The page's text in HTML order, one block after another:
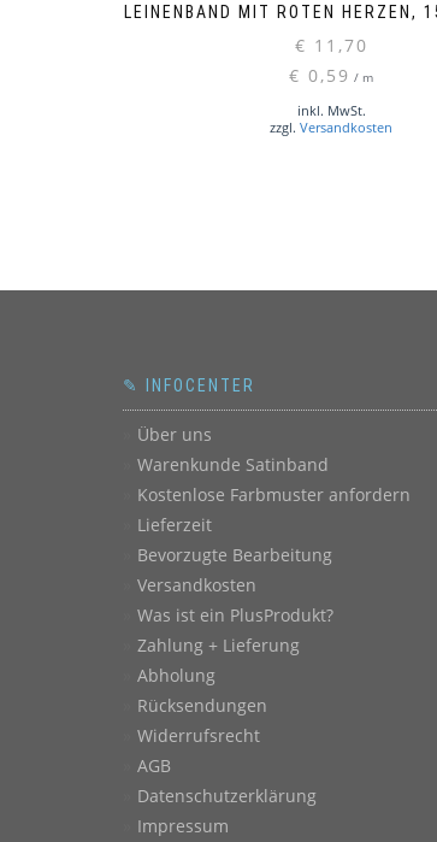
LEINENBAND MIT ROTEN HERZEN,
€ 11,70
€ 0,59 / m
inkl. MwSt.
zzgl.Versandkosten
✎ INFOCENTER
Über uns
Warenkunde Satinband
Kostenlose Farbmuster anfordern
Lieferzeit
Bevorzugte Bearbeitung
Versandkosten
Was ist ein PlusProdukt?
Zahlung + Lieferung
Abholung
Rücksendungen
Widerrufsrecht
AGB
Datenschutzerklärung
Impressum